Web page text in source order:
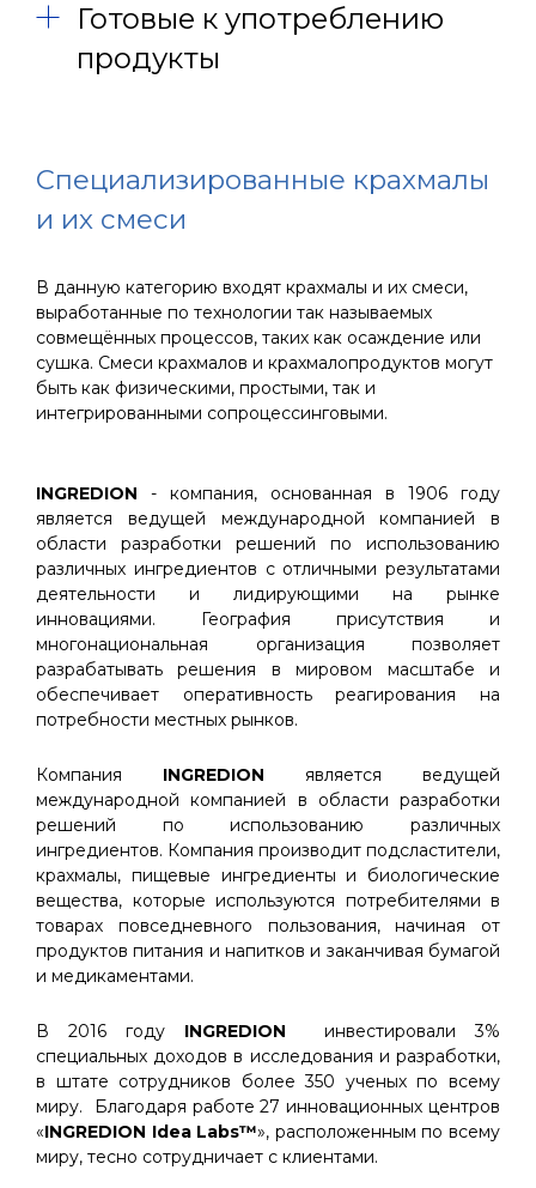
Готовые к употреблению
продукты
Специализированные крахмалы
и их смеси
В данную категорию входят крахмалы и их смеси,
выработанные по технологии так называемых
совмещённых процессов, таких как осаждение или
сушка. Смеси крахмалов и крахмалопродуктов могут
быть как физическими, простыми, так и
интегрированными сопроцессинговыми.
INGREDION - компания, основанная в 1906 году
является ведущей международной компанией в
области разработки решений по использованию
различных ингредиентов с отличными результатами
деятельности и лидирующими на рынке
инновациями. География присутствия и
многонациональная организация позволяет
разрабатывать решения в мировом масштабе и
обеспечивает оперативность реагирования на
потребности местных рынков.
Компания INGREDION является ведущей
международной компанией в области разработки
решений по использованию различных
ингредиентов. Компания производит подсластители,
крахмалы, пищевые ингредиенты и биологические
вещества, которые используются потребителями в
товарах повседневного пользования, начиная от
продуктов питания и напитков и заканчивая бумагой
и медикаментами.
В 2016 году INGREDION инвестировали 3%
специальных доходов в исследования и разработки,
в штате сотрудников более 350 ученых по всему
миру. Благодаря работе 27 инновационных центров
«INGREDION Idea Labs™», расположенным по всему
миру, тесно сотрудничает с клиентами.